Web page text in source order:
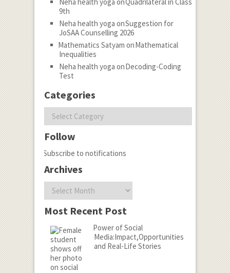
9th
Neha health yoga onSuggestion for
JoSAA Counselling 2026
Mathematics Satyam onMathematical
Inequalities
Neha health yoga onDecoding-Coding
Test
Categories
Categories
Follow
Subscribe to notifications
Archives
Archives
Most Recent Post
Power of Social
Media:Impact,Opportunities
and Real-Life Stories